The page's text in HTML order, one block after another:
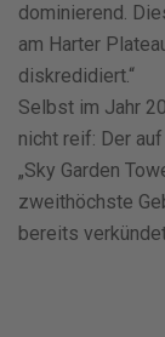
dominierend.
am Harter
diskredidiert.“
Selbst im Jahr
nicht reif: Der
„Sky Garden
zweithöchste
bereits